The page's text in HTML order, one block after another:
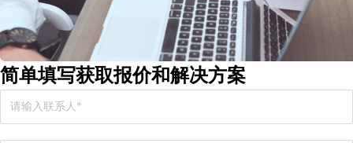
简单填写获取报价和解决方案